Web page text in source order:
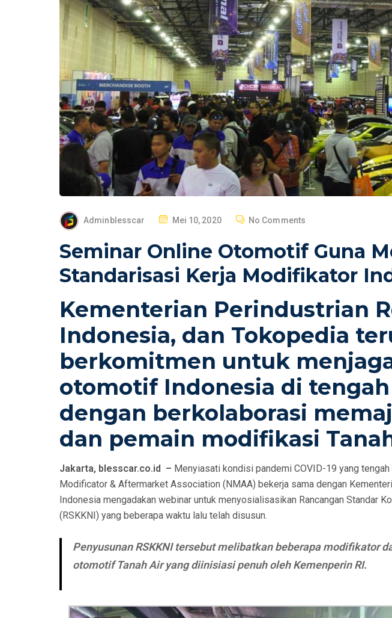
Adminblesscar
P
S
E
Mei 10, 2020 No Comments
Seminar Online Otomotif Guna
Standarisasi Kerja Modifikator
Kementerian Perindustrian
Indonesia, dan Tokopedia
berkomitmen untuk
otomotif Indonesia di
dengan berkolaborasi
dan pemain modifikasi
Jakarta, blesscar.co.id – Menyiasati kondisi pandemi COVID-19 yang
Modificator & Aftermarket Association (NMAA) bekerja sama dengan
Indonesia mengadakan webinar untuk menyosialisasikan Rancangan Standar
(RSKKNI) yang beberapa waktu lalu telah disusun.
Penyusunan RSKKNI tersebut melibatkan beberapa modifikator
otomotif Tanah Air yang diinisiasi penuh oleh Kemenperin RI.